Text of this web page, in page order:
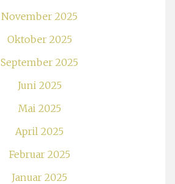
November 2025
Oktober 2025
September 2025
Juni 2025
Mai 2025
April 2025
Februar 2025
Januar 2025